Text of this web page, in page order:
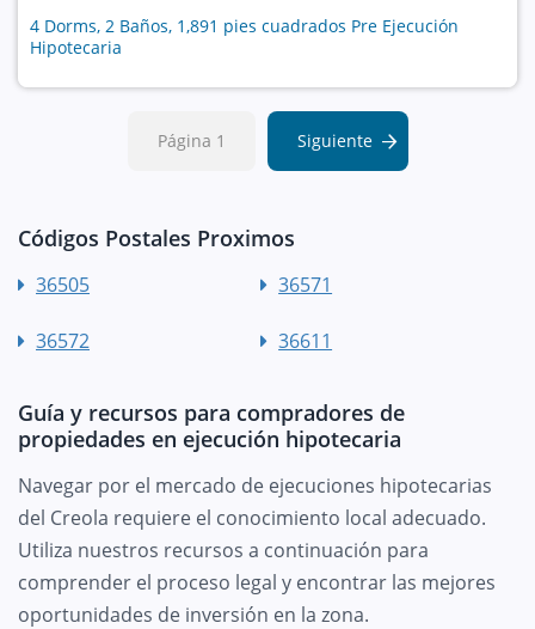
4 Dorms, 2 Baños, 1,891 pies cuadrados Pre Ejecución
Hipotecaria
Página 1 Siguiente
Códigos Postales Proximos
36505 36571
36572 36611
Guía y recursos para compradores de
propiedades en ejecución hipotecaria
Navegar por el mercado de ejecuciones hipotecarias
del Creola requiere el conocimiento local adecuado.
Utiliza nuestros recursos a continuación para
comprender el proceso legal y encontrar las mejores
oportunidades de inversión en la zona.